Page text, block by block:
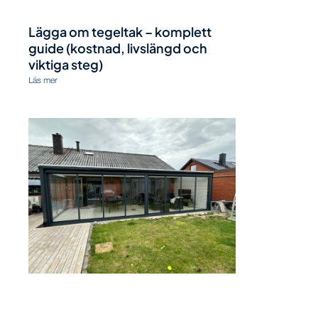
Lägga om tegeltak – komplett
guide (kostnad, livslängd och
viktiga steg)
Läs mer